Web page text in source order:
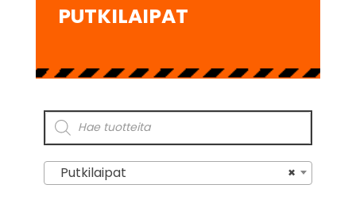
PUTKILAIPAT
×
Putkilaipat